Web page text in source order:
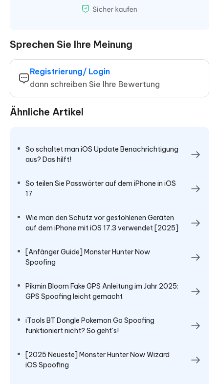
Sprechen Sie Ihre Meinung
Registrierung/ Login
dann schreiben Sie Ihre Bewertung
Ähnliche Artikel
So schaltet man iOS Update Benachrichtigung
aus? Das hilft!
So teilen Sie Passwörter auf dem iPhone in iOS
17
Wie man den Schutz vor gestohlenen Geräten
auf dem iPhone mit iOS 17.3 verwendet [2025]
[Anfänger Guide] Monster Hunter Now
Spoofing
Pikmin Bloom Fake GPS Anleitung im Jahr 2025:
GPS Spoofing leicht gemacht
iTools BT Dongle Pokemon Go Spoofing
funktioniert nicht? So geht's!
[2025 Neueste] Monster Hunter Now Wizard
iOS Spoofing